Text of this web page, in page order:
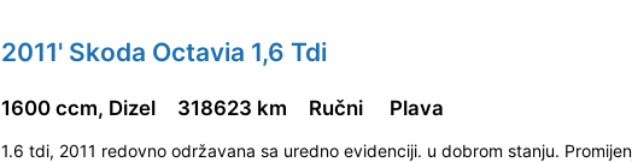
2011' Skoda Octavia 1,6 Tdi
1600 ccm, Dizel 318623 km Ručni Plava
1.6 tdi, 2011 redovno održavana sa uredno evidenciji. u dobrom stanju.